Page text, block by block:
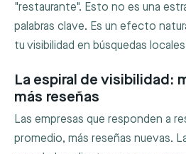
"restaurante". Esto no es una
palabras clave. Es un efecto
tu visibilidad en búsquedas
La espiral de visibilidad:
más reseñas
Las empresas que responden a
promedio, más reseñas nuevas.